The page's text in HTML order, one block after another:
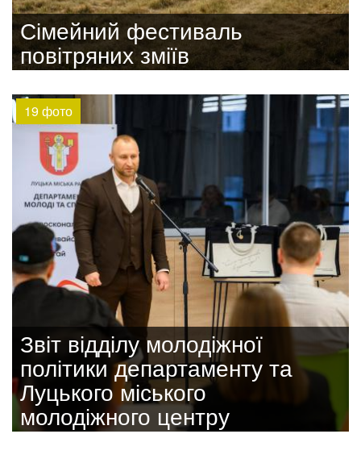
Сімейний фестиваль
повітряних зміїв
19 фото
Звіт відділу молодіжної
політики департаменту та
Луцького міського
молодіжного центру